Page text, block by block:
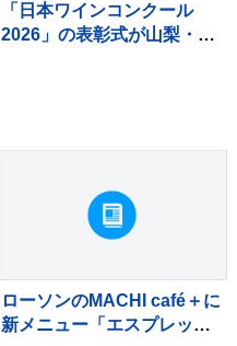
「日本ワインコンクール
2026」の表彰式が山梨・甲
ローソンのMACHI café＋に
新メニュー「エスプレッソ